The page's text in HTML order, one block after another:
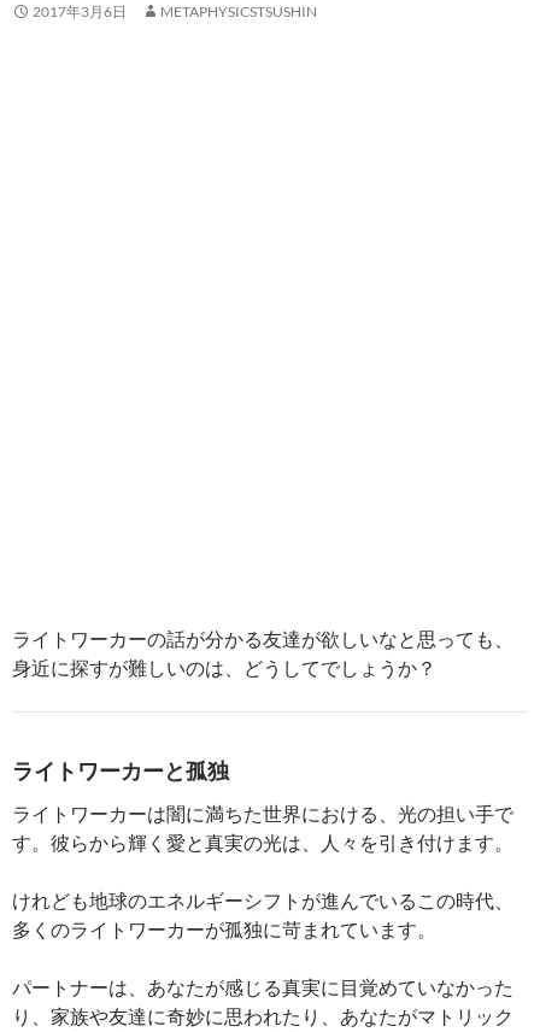
2017年3月6日 METAPHYSICSTSUSHIN
ライトワーカーの話が分かる友達が欲しいなと思っても、
身近に探すが難しいのは、どうしてでしょうか？
ライトワーカーと孤独
ライトワーカーは闇に満ちた世界における、光の担い手で
す。彼らから輝く愛と真実の光は、人々を引き付けます。
けれども地球のエネルギーシフトが進んでいるこの時代、
多くのライトワーカーが孤独に苛まれています。
パートナーは、あなたが感じる真実に目覚めていなかった
り、家族や友達に奇妙に思われたり、あなたがマトリック